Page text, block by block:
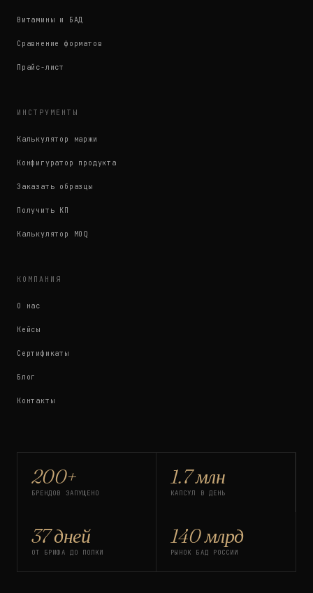
Витамины и БАД
Сравнение форматов
Прайс-лист
ИНСТРУМЕНТЫ
Калькулятор маржи
Конфигуратор продукта
Заказать образцы
Получить КП
Калькулятор MOQ
КОМПАНИЯ
О нас
Кейсы
Сертификаты
Блог
Контакты
200+
БРЕНДОВ ЗАПУЩЕНО
1.7 млн
КАПСУЛ В ДЕНЬ
37 дней
ОТ БРИФА ДО ПОЛКИ
140 млрд
РЫНОК БАД РОССИИ